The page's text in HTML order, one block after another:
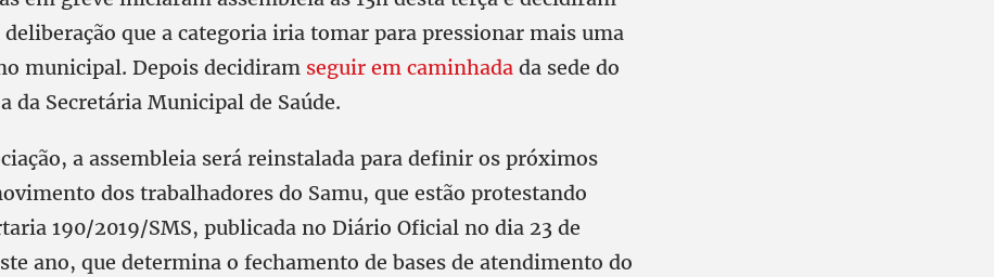
deliberação que a categoria iria tomar para pressionar mais uma
municipal. Depois decidiram seguir em caminhada da sede do
da Secretária Municipal de Saúde.
a assembleia será reinstalada para definir os próximos
dos trabalhadores do Samu, que estão protestando
190/2019/SMS, publicada no Diário Oficial no dia 23 de
ano, que determina o fechamento de bases de atendimento do